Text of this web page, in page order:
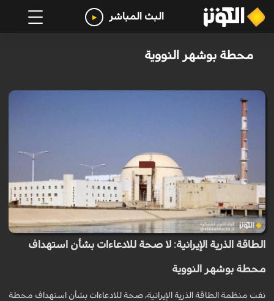
البث المباشر
محطة بوشهر النووية
الطاقة الذرية الإيرانية: لا صحة للادعاءات بشأن استهداف
محطة بوشهر النووية
نفت منظمة الطاقة الذرية الإيرانية، صحة للادعاءات بشأن استهداف محطة